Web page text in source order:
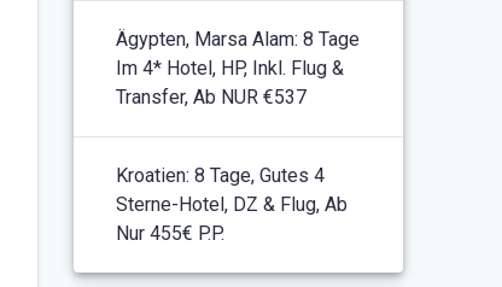
Ägypten, Marsa Alam: 8 Tage
Im 4* Hotel, HP, Inkl. Flug &
Transfer, Ab NUR €537
Kroatien: 8 Tage, Gutes 4
Sterne-Hotel, DZ & Flug, Ab
Nur 455€ P.P.